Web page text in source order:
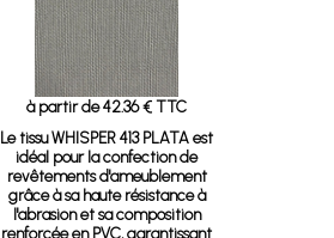
à partir de 42.36 € TTC
Le tissu WHISPER 413 PLATA est
idéal pour la confection de
revêtements d'ameublement
grâce à sa haute résistance à
l'abrasion et sa composition
renforcée en PVC, garantissant